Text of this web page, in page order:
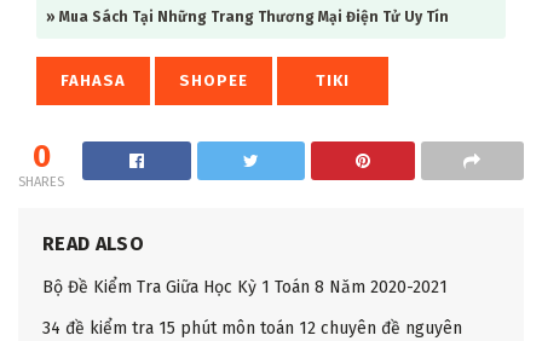
» Mua Sách Tại Những Trang Thương Mại Điện Tử Uy Tín
FAHASA SHOPEE TIKI
0
SHARES
READ ALSO
Bộ Đề Kiểm Tra Giữa Học Kỳ 1 Toán 8 Năm 2020-2021
34 đề kiểm tra 15 phút môn toán 12 chuyên đề nguyên